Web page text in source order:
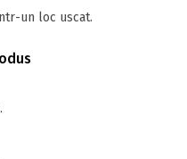
un loc uscat.